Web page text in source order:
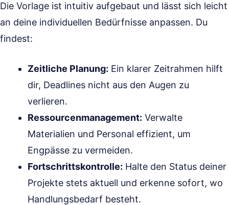
Die Vorlage ist intuitiv aufgebaut und lässt sich leicht
an deine individuellen Bedürfnisse anpassen. Du
findest:
Zeitliche Planung: Ein klarer Zeitrahmen hilft
dir, Deadlines nicht aus den Augen zu
verlieren.
Ressourcenmanagement: Verwalte
Materialien und Personal effizient, um
Engpässe zu vermeiden.
Fortschrittskontrolle: Halte den Status deiner
Projekte stets aktuell und erkenne sofort, wo
Handlungsbedarf besteht.